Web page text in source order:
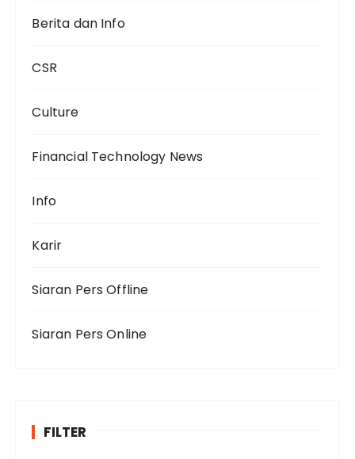
Berita dan Info
CSR
Culture
Financial Technology News
Info
Karir
Siaran Pers Offline
Siaran Pers Online
FILTER